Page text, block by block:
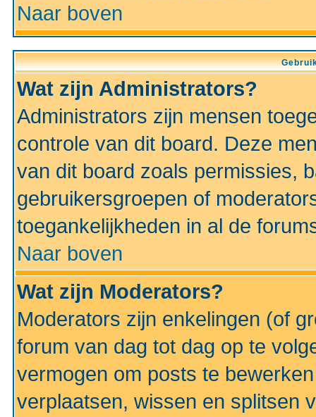
Naar boven
Wat zijn Administrators?
Administrators zijn mensen
controle van dit board. Deze
van dit board zoals permissies,
gebruikersgroepen of
toegankelijkheden in al de
Naar boven
Wat zijn Moderators?
Moderators zijn enkelingen (of
forum van dag tot dag op te
vermogen om posts te
verplaatsen, wissen en splitsen